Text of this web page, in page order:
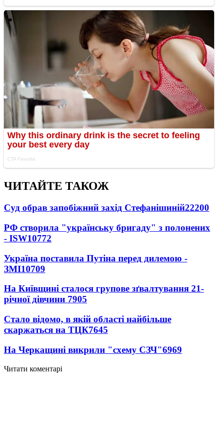
ЧИТАЙТЕ ТАКОЖ
Суд обрав запобіжний захід Стефанішиній22200
РФ створила "українську бригаду" з полонених
- ISW10772
Україна поставила Путіна перед дилемою -
ЗМІ10709
На Київщині сталося групове зґвалтування 21-
річної дівчини 7905
Стало відомо, в якій області найбільше
скаржаться на ТЦК7645
На Черкащині викрили "схему СЗЧ"6969
Читати коментарі